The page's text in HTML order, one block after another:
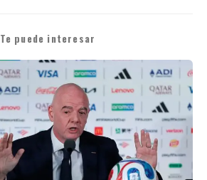
Te puede interesar